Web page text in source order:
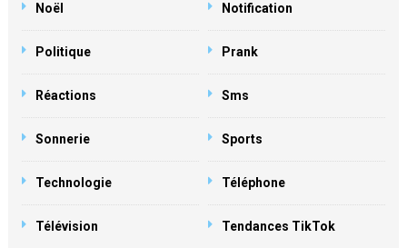
Noël Notification
Politique Prank
Réactions Sms
Sonnerie Sports
Technologie Téléphone
Télévision Tendances TikTok